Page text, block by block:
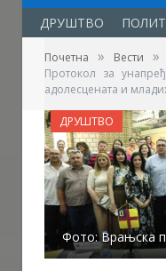
ДРУШТВО
Почетна » Вести »
Протокол за
адолесцената и
Фото: Врањска
ДРУШТВО